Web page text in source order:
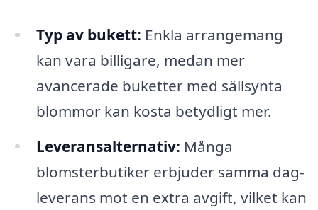
Typ av bukett: Enkla arrangemang
kan vara billigare, medan mer
avancerade buketter med sällsynta
blommor kan kosta betydligt mer.
Leveransalternativ: Många
blomsterbutiker erbjuder samma dag-
leverans mot en extra avgift, vilket kan